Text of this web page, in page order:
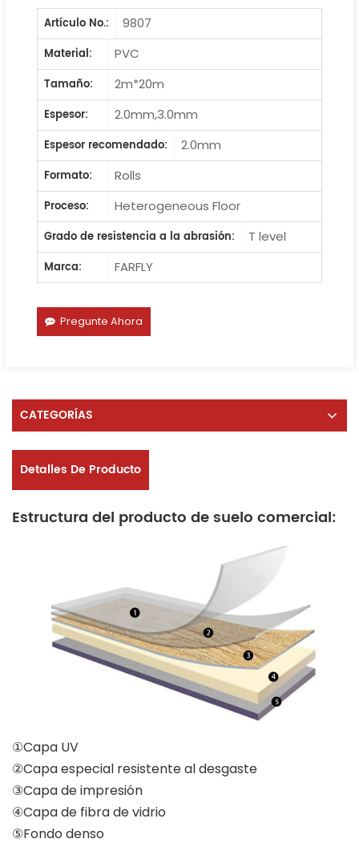
Artículo No.:
9807
Material:
PVC
Tamaño:
2m*20m
Espesor:
2.0mm,3.0mm
Espesor recomendado:
2.0mm
Formato:
Rolls
Proceso:
Heterogeneous Floor
Grado de resistencia a la abrasión:
T level
Marca:
FARFLY
Pregunte Ahora
CATEGORÍAS
Detalles De Producto
Estructura del producto de suelo comercial:
①Capa UV
②Capa especial resistente al desgaste
③Capa de impresión
④Capa de fibra de vidrio
⑤Fondo denso